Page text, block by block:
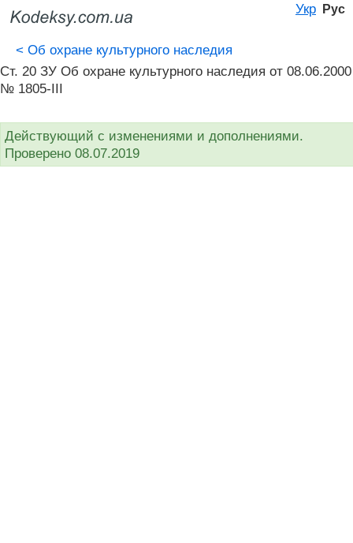
Укр Рус
< Об охране культурного наследия
Ст. 20 ЗУ Об охране культурного наследия от 08.06.2000
№ 1805-III
Действующий с изменениями и дополнениями.
Проверено 08.07.2019